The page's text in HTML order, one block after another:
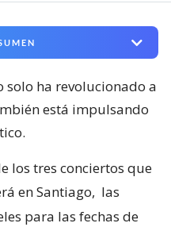
solo ha revolucionado a
está impulsando
los tres conciertos que
en Santiago, las
para las fechas de